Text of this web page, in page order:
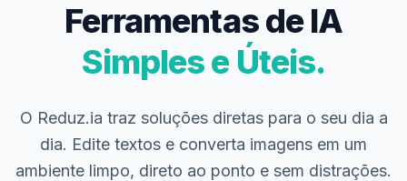
Ferramentas de IA
Simples e Úteis.
O Reduz.ia traz soluções diretas para o seu dia a
dia. Edite textos e converta imagens em um
ambiente limpo, direto ao ponto e sem distrações.